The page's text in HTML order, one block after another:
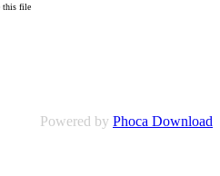
this file
Powered by Phoca Download